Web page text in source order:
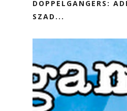
DOPPELGANGERS:
SZAD...